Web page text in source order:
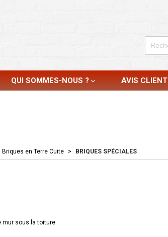
QUI SOMMES-NOUS ? AVIS CLIENT
Briques en Terre Cuite > BRIQUES SPÉCIALES
mur sous la toiture.